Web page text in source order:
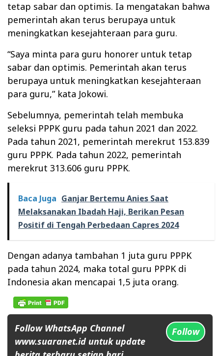
tetap sabar dan optimis. Ia mengatakan bahwa
pemerintah akan terus berupaya untuk
meningkatkan kesejahteraan para guru.
“Saya minta para guru honorer untuk tetap
sabar dan optimis. Pemerintah akan terus
berupaya untuk meningkatkan kesejahteraan
para guru,” kata Jokowi.
Sebelumnya, pemerintah telah membuka
seleksi PPPK guru pada tahun 2021 dan 2022.
Pada tahun 2021, pemerintah merekrut 153.839
guru PPPK. Pada tahun 2022, pemerintah
merekrut 313.606 guru PPPK.
Baca Juga Ganjar Bertemu Anies Saat
Melaksanakan Ibadah Haji, Berikan Pesan
Positif di Tengah Perbedaan Capres 2024
Dengan adanya tambahan 1 juta guru PPPK
pada tahun 2024, maka total guru PPPK di
Indonesia akan mencapai 1,5 juta orang.
Follow WhatsApp Channel
www.suaranet.id untuk update
Follow